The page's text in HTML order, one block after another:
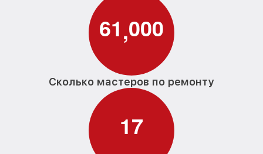
61,000
Сколько мастеров по ремонту
17